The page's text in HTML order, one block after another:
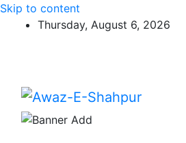
Skip to content
Thursday, August 6, 2026
Awaz-E-Shahpur